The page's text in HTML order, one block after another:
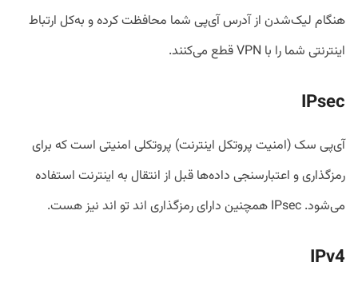
هنگام لیک‌شدن از آدرس آی‌پی شما محافظت کرده و به‌کل ارتباط
اینترنتی شما را با VPN قطع می‌کنند.
IPsec
آی‌پی سک (امنیت پروتکل اینترنت) پروتکلی امنیتی است که برای
رمزگذاری و اعتبارسنجی داده‌ها قبل از انتقال به اینترنت استفاده
می‌شود. IPsec همچنین دارای رمزگذاری اند تو اند نیز هست.
IPv4